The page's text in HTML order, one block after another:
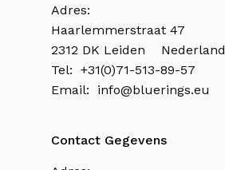
Adres:
Haarlemmerstraat 47
2312 DK Leiden Nederland
Tel: +31(0)71-513-89-57
Email: info@bluerings.eu
Contact Gegevens